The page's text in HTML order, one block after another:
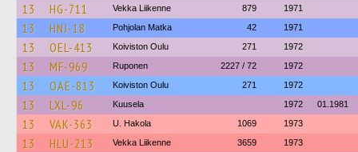
13 HG-711 Vekka Liikenne 879 1971
13 HNJ-18 Pohjolan Matka 42 1971
13 OEL-413 Koiviston Oulu 271 1972
13 MF-969 Ruponen 2227 / 72 1972
13 OAE-813 Koiviston Oulu 271 1972
13 LXL-96 Kuusela 1972 01.1981
13 VAK-363 U. Hakola 1069 1973
13 HLU-213 Vekka Liikenne 3659 1973